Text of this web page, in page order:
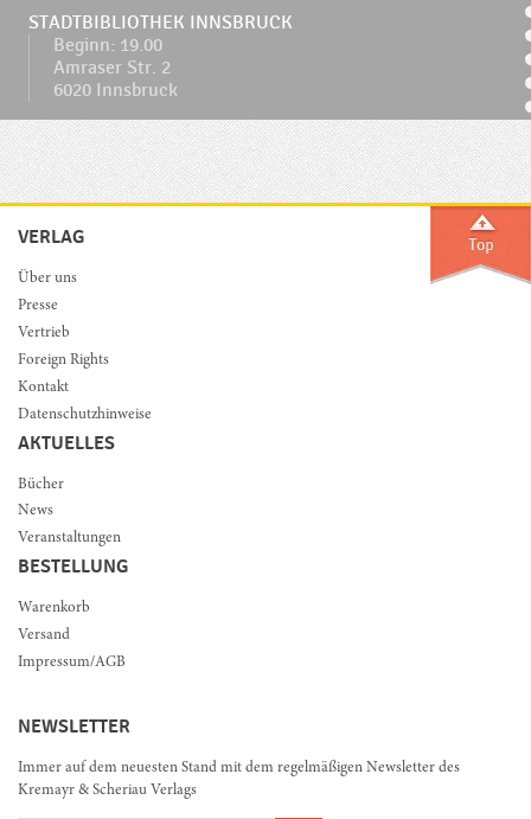
STADTBIBLIOTHEK INNSBRUCK
Beginn: 19.00
Amraser Str. 2
6020 Innsbruck
VERLAG
Über uns
Presse
Vertrieb
Foreign Rights
Kontakt
Datenschutzhinweise
AKTUELLES
Bücher
News
Veranstaltungen
BESTELLUNG
Warenkorb
Versand
Impressum/AGB
NEWSLETTER
Immer auf dem neuesten Stand mit dem regelmäßigen Newsletter des
Kremayr & Scheriau Verlags